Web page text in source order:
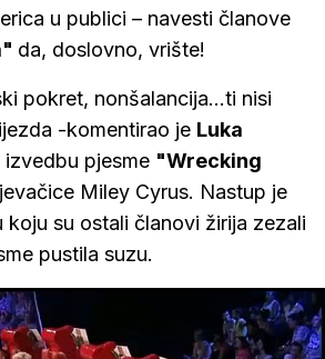
u publici – navesti članove
da, doslovno, vrište!
pokret, nonšalancija...ti nisi
-komentirao je Luka
izvedbu pjesme "Wrecking
Miley Cyrus. Nastup je
koju su ostali članovi žirija zezali
pustila suzu.